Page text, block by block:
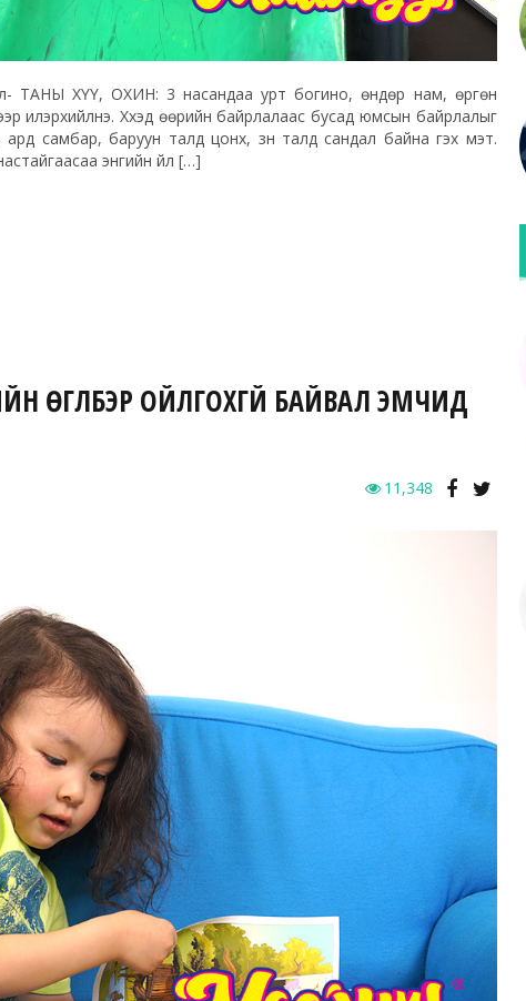
ТАНЫ ХҮҮ, ОХИН: 3 насандаа урт богино, өндөр нам, өргөн
илэрхийлнэ. Хүүхэд өөрийн байрлалаас бусад юмсын байрлалыг
самбар, баруун талд цонх, зүүн талд сандал байна гэх мэт.
энгийн үйл […]
ӨГҮҮЛБЭР ОЙЛГОХГҮЙ БАЙВАЛ ЭМЧИД
11,348